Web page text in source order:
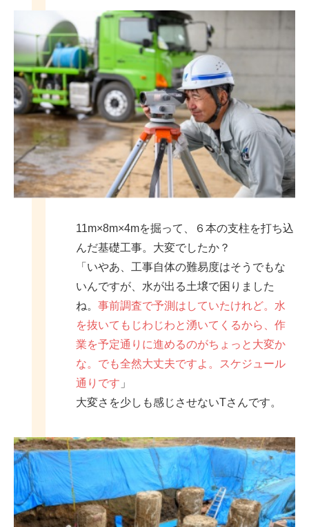
11m×8m×4mを掘って、６本の支柱を打ち込
んだ基礎工事。大変でしたか？
「いやあ、工事自体の難易度はそうでもな
いんですが、水が出る土壌で困りました
ね。 事前調査で予測はしていたけれど。水
を抜いてもじわじわと湧いてくるから、作
業を予定通りに進めるのがちょっと大変か
な。でも全然大丈夫ですよ。スケジュール
通りです 」
大変さを少しも感じさせないTさんです。